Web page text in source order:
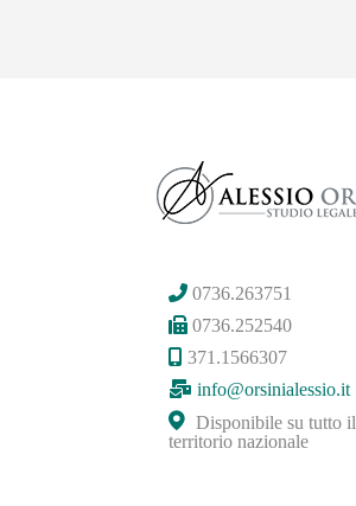
0736.263751
0736.252540
371.1566307
info@orsinialessio.it
Disponibile su tutto il
territorio nazionale